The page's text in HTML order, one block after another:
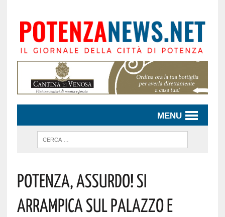
MENU
Potenza, Assurdo! Si
Arrampica Sul Palazzo E